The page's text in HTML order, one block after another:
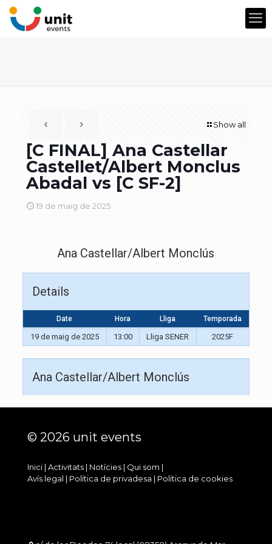
Show all
[C FINAL] Ana Castellar
Castellet/Albert Monclus
Abadal vs [C SF-2]
19 de maig de 2025
Ana Castellar/Albert Monclús
Details
Date Hora Lliga Temporada
19 de maig de 2025 13:00 Lliga SENER 2025F
Ana Castellar/Albert Monclús
© 2026 unit events
Inici | Activitats | Notícies | Qui som |
Avís legal | Política de privadesa | Política de cookies